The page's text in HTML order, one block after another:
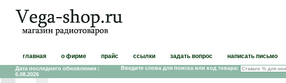
главная о фирме прайс ссылки задать вопрос написать письмо
Дата последнего обновления :
6.08.2026
Введите слова для поиска или код товара: